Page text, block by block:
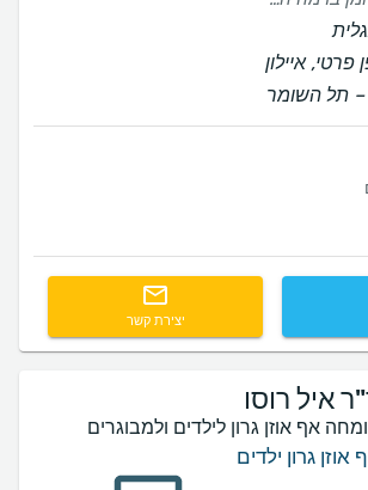
פרטי, איילון
תל השומר
יצירת קשר
איל רוסו
אף אוזן גרון לילדים ולמבוגרים
אוזן גרון ילדים